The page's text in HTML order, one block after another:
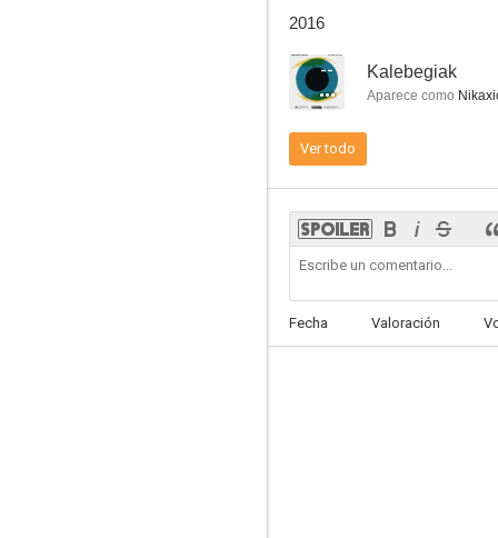
El precio de la libertad
5.5
2016
-- Kalebegiak
Aparece como
Ver todo
Fecha Valoración